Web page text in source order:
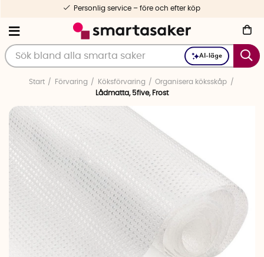
AI-läge
Personlig service – före och efter köp
Start Förvaring Köksförvaring
Organisera köksskåp
Lådmatta, 5five, Frost